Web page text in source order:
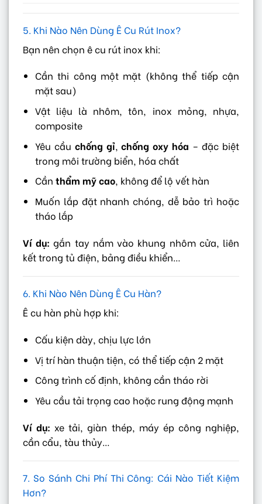
5. Khi Nào Nên Dùng Ê Cu Rút Inox?
Bạn nên chọn ê cu rút inox khi:
Cần thi công một mặt (không thể tiếp cận
mặt sau)
Vật liệu là nhôm, tôn, inox mỏng, nhựa,
composite
Yêu cầu chống gỉ,chống oxy hóa – đặc biệt
trong môi trường biển, hóa chất
Cần thẩm mỹ cao, không để lộ vết hàn
Muốn lắp đặt nhanh chóng, dễ bảo trì hoặc
tháo lắp
Ví dụ: gắn tay nắm vào khung nhôm cửa, liên
kết trong tủ điện, bảng điều khiển…
6. Khi Nào Nên Dùng Ê Cu Hàn?
Ê cu hàn phù hợp khi:
Cấu kiện dày, chịu lực lớn
Vị trí hàn thuận tiện, có thể tiếp cận 2 mặt
Công trình cố định, không cần tháo rời
Yêu cầu tải trọng cao hoặc rung động mạnh
Ví dụ: xe tải, giàn thép, máy ép công nghiệp,
cần cẩu, tàu thủy…
7. So Sánh Chi Phí Thi Công: Cái Nào Tiết Kiệm
Hơn?